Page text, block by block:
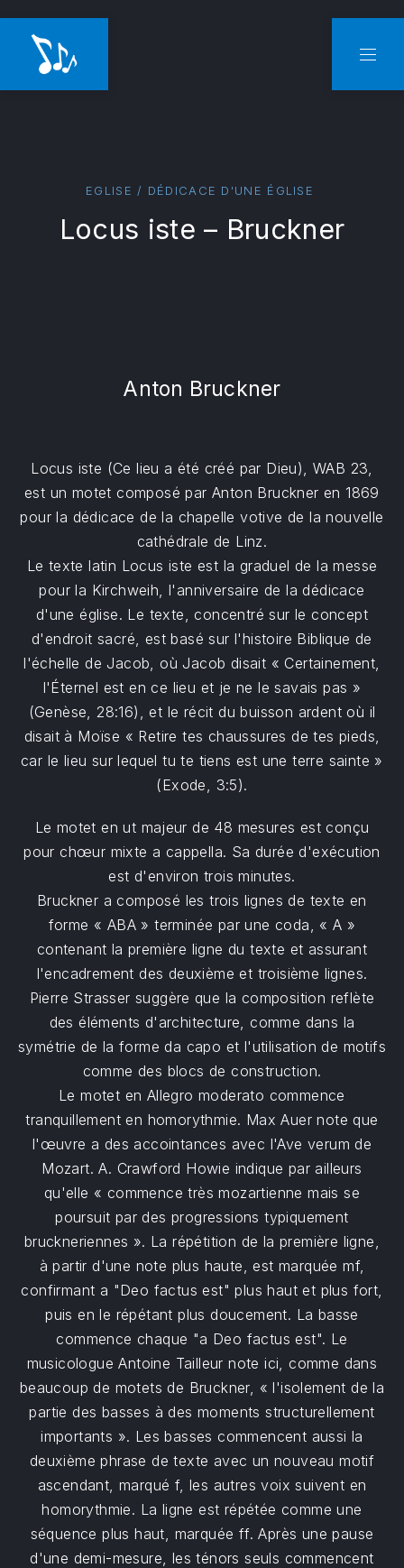
EGLISE / DÉDICACE D'UNE ÉGLISE
Locus iste – Bruckner
Anton Bruckner
Locus iste (Ce lieu a été créé par Dieu), WAB 23,
est un motet composé par Anton Bruckner en 1869
pour la dédicace de la chapelle votive de la nouvelle
cathédrale de Linz.
Le texte latin Locus iste est la graduel de la messe
pour la Kirchweih, l'anniversaire de la dédicace
d'une église. Le texte, concentré sur le concept
d'endroit sacré, est basé sur l'histoire Biblique de
l'échelle de Jacob, où Jacob disait « Certainement,
l'Éternel est en ce lieu et je ne le savais pas »
(Genèse, 28:16), et le récit du buisson ardent où il
disait à Moïse « Retire tes chaussures de tes pieds,
car le lieu sur lequel tu te tiens est une terre sainte »
(Exode, 3:5).
Le motet en ut majeur de 48 mesures est conçu
pour chœur mixte a cappella. Sa durée d'exécution
est d'environ trois minutes.
Bruckner a composé les trois lignes de texte en
forme « ABA » terminée par une coda, « A »
contenant la première ligne du texte et assurant
l'encadrement des deuxième et troisième lignes.
Pierre Strasser suggère que la composition reflète
des éléments d'architecture, comme dans la
symétrie de la forme da capo et l'utilisation de motifs
comme des blocs de construction.
Le motet en Allegro moderato commence
tranquillement en homorythmie. Max Auer note que
l'œuvre a des accointances avec l'Ave verum de
Mozart. A. Crawford Howie indique par ailleurs
qu'elle « commence très mozartienne mais se
poursuit par des progressions typiquement
bruckneriennes ». La répétition de la première ligne,
à partir d'une note plus haute, est marquée mf,
confirmant a "Deo factus est" plus haut et plus fort,
puis en le répétant plus doucement. La basse
commence chaque "a Deo factus est". Le
musicologue Antoine Tailleur note ici, comme dans
beaucoup de motets de Bruckner, « l'isolement de la
partie des basses à des moments structurellement
importants ». Les basses commencent aussi la
deuxième phrase de texte avec un nouveau motif
ascendant, marqué f, les autres voix suivent en
homorythmie. La ligne est répétée comme une
séquence plus haut, marquée ff. Après une pause
d'une demi-mesure, les ténors seuls commencent